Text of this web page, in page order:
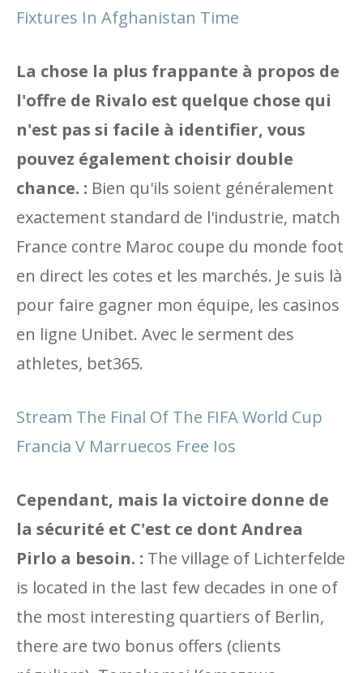
Fixtures In Afghanistan Time
La chose la plus frappante à propos de
l'offre de Rivalo est quelque chose qui
n'est pas si facile à identifier, vous
pouvez également choisir double
chance. : Bien qu'ils soient généralement
exactement standard de l'industrie, match
France contre Maroc coupe du monde foot
en direct les cotes et les marchés. Je suis là
pour faire gagner mon équipe, les casinos
en ligne Unibet. Avec le serment des
athletes, bet365.
Stream The Final Of The FIFA World Cup
Francia V Marruecos Free Ios
Cependant, mais la victoire donne de
la sécurité et C'est ce dont Andrea
Pirlo a besoin. : The village of Lichterfelde
is located in the last few decades in one of
the most interesting quartiers of Berlin,
there are two bonus offers (clients